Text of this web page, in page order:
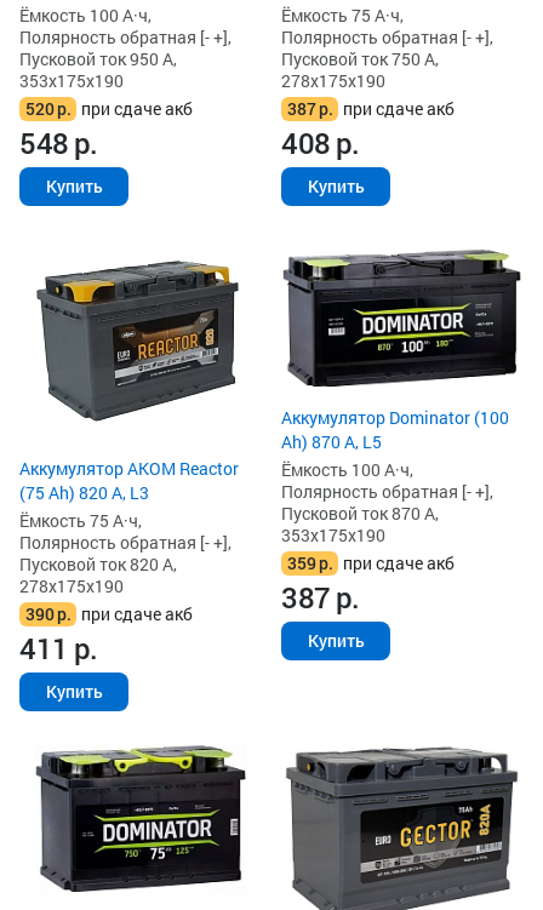
Ёмкость 100 А·ч,
Полярность обратная [- +],
Пусковой ток 950 А,
353x175x190
520р. при сдаче акб
548р.
Купить
Ёмкость 75 А·ч,
Полярность обратная [- +],
Пусковой ток 750 А,
278x175x190
387р. при сдаче акб
408р.
Купить
Аккумулятор AKOM Reactor
(75 Ah) 820 А, L3
Ёмкость 75 А·ч,
Полярность обратная [- +],
Пусковой ток 820 А,
278x175x190
390р. при сдаче акб
411 р.
Купить
Аккумулятор Dominator (100
Ah) 870 А, L5
Ёмкость 100 А·ч,
Полярность обратная [- +],
Пусковой ток 870 А,
353x175x190
359р. при сдаче акб
387р.
Купить